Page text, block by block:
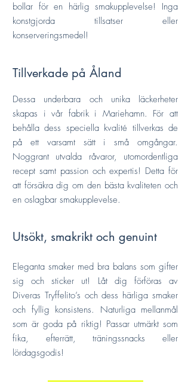
bollar för en härlig smakupplevelse! Inga
konstgjorda tillsatser eller
konserveringsmedel!
Tillverkade på Åland
Dessa underbara och unika läckerheter
skapas i vår fabrik i Mariehamn. För att
behålla dess speciella kvalité tillverkas de
på ett varsamt sätt i små omgångar.
Noggrant utvalda råvaror, utomordentliga
recept samt passion och expertis! Detta för
att försäkra dig om den bästa kvaliteten och
en oslagbar smakupplevelse.
Utsökt, smakrikt och genuint
Eleganta smaker med bra balans som gifter
sig och sticker ut! Låt dig förföras av
Diveras Tryffelito’s och dess härliga smaker
och fyllig konsistens. Naturliga mellanmål
som är goda på riktig! Passar utmärkt som
fika, efterrätt, träningssnacks eller
lördagsgodis!